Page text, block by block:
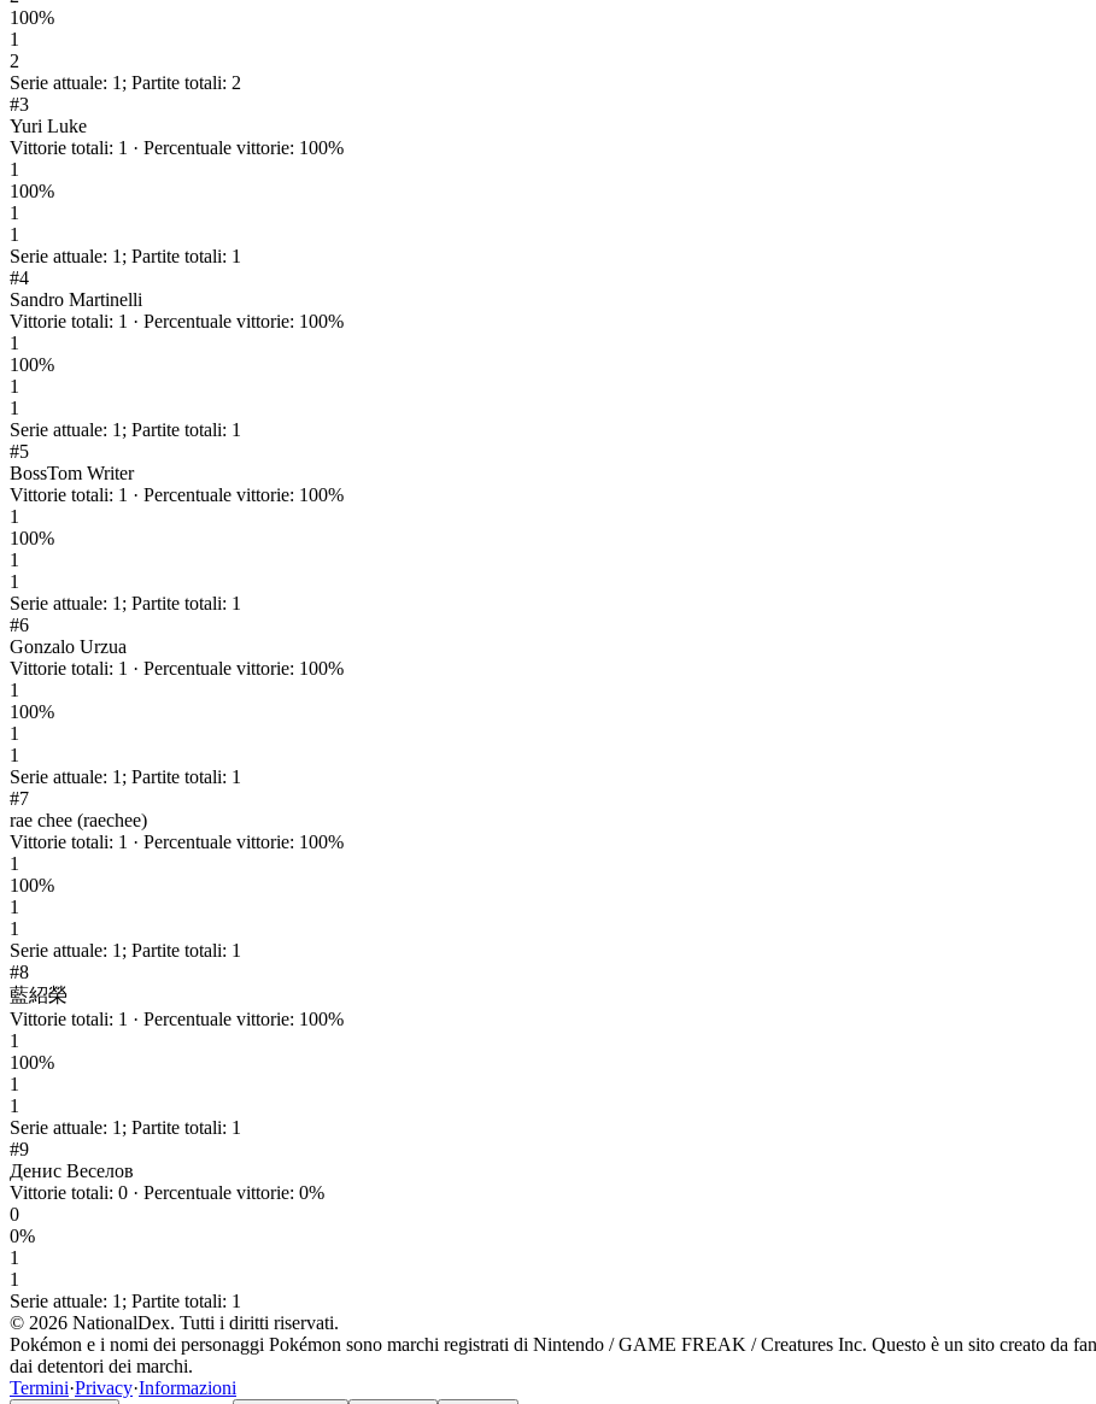
100%
1
2
Serie attuale: 1 ; Partite totali: 2
#3
Yuri Luke
Vittorie totali: 1 · Percentuale vittorie: 100%
1
100%
1
1
Serie attuale: 1 ; Partite totali: 1
#4
Sandro Martinelli
Vittorie totali: 1 · Percentuale vittorie: 100%
1
100%
1
1
Serie attuale: 1 ; Partite totali: 1
#5
BossTom Writer
Vittorie totali: 1 · Percentuale vittorie: 100%
1
100%
1
1
Serie attuale: 1 ; Partite totali: 1
#6
Gonzalo Urzua
Vittorie totali: 1 · Percentuale vittorie: 100%
1
100%
1
1
Serie attuale: 1 ; Partite totali: 1
#7
rae chee (raechee)
Vittorie totali: 1 · Percentuale vittorie: 100%
1
100%
1
1
Serie attuale: 1 ; Partite totali: 1
#8
藍紹榮
Vittorie totali: 1 · Percentuale vittorie: 100%
1
100%
1
1
Serie attuale: 1 ; Partite totali: 1
#9
Денис Веселов
Vittorie totali: 0 · Percentuale vittorie: 0%
0
0%
1
1
Serie attuale: 1 ; Partite totali: 1
© 2026 NationalDex. Tutti i diritti riservati.
Pokémon e i nomi dei personaggi Pokémon sono marchi registrati di Nintendo / GAME FREAK / Creatures Inc. Questo è un sito creato da
dai detentori dei marchi.
Termini·Privacy·Informazioni